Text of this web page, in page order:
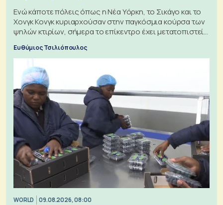
Ενώ κάποτε πόλεις όπως η Νέα Υόρκη, το Σικάγο και το
Χονγκ Κονγκ κυριαρχούσαν στην παγκόσμια κούρσα των
ψηλών κτιρίων, σήμερα το επίκεντρο έχει μετατοπιστεί
Ευθύμιος Τσιλιόπουλος
WORLD 09.08.2026, 08:00